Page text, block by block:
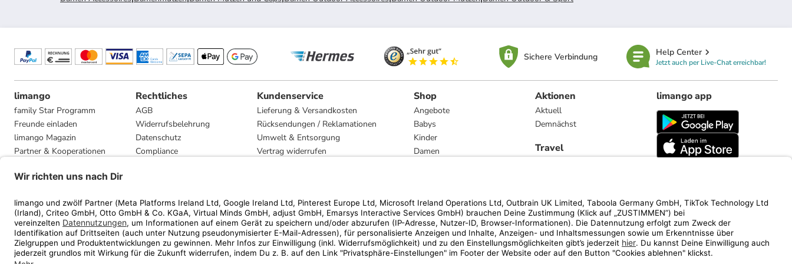
Sichere Verbindung Help Center
Jetzt auch per Live-Chat erreichbar!
limango
family Star Programm
Freunde einladen
limango Magazin
Partner & Kooperationen
Presse
Rechtliches
AGB
Widerrufsbelehrung
Datenschutz
Compliance
Kundenservice
Lieferung & Versandkosten
Rücksendungen / Reklamationen
Umwelt & Entsorgung
Vertrag widerrufen
Shop
Angebote
Babys
Kinder
Damen
Marken
Aktionen
Aktuell
Demnächst
Travel
limango app
limango.nl limango.pl